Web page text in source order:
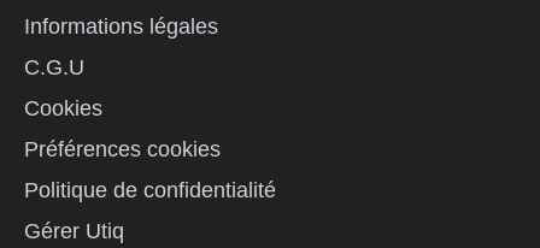
Informations légales
C.G.U
Cookies
Préférences cookies
Politique de confidentialité
Gérer Utiq